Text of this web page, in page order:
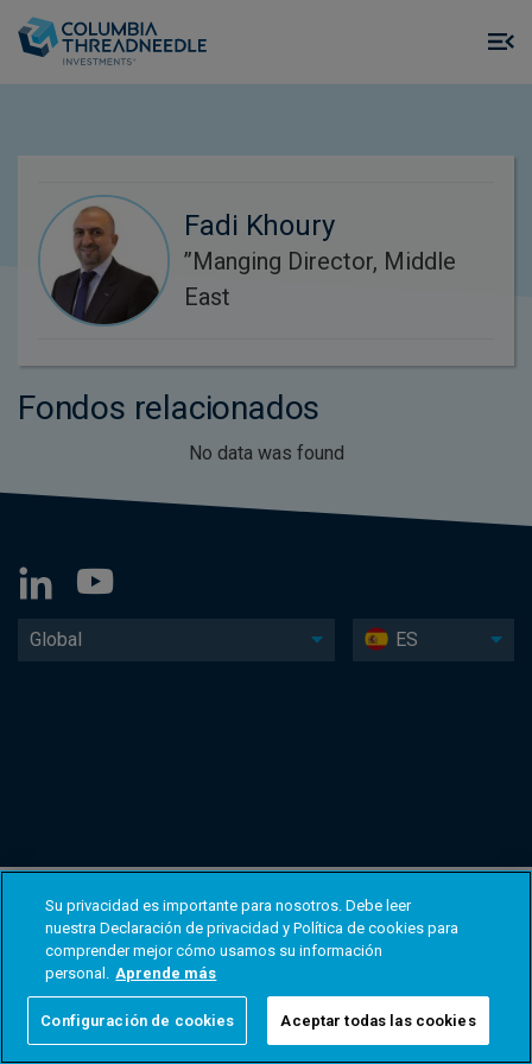
Fadi Khoury
’’Manging Director, Middle
East
Fondos relacionados
No data was found
Global ES
Su privacidad es importante para nosotros. Debe leer
nuestra Declaración de privacidad y Política de cookies para
comprender mejor cómo usamos su información
personal. Aprende más
Configuración de cookies Aceptar todas las cookies